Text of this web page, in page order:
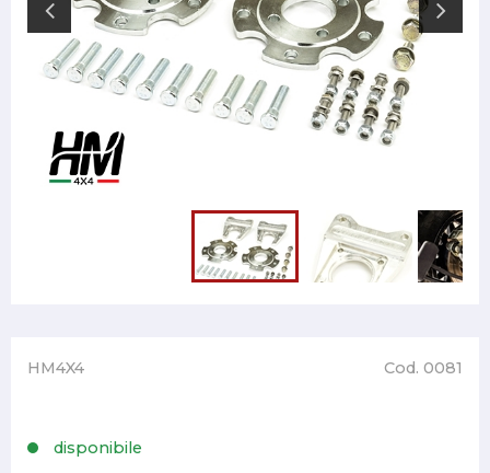
HM4X4 Cod. 0081
disponibile